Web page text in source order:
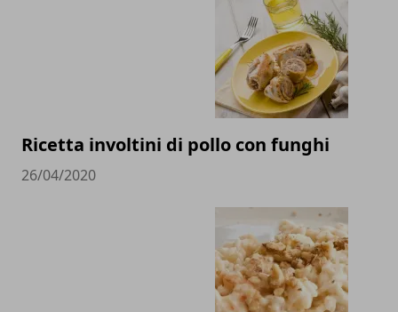
Ricetta involtini di pollo con funghi
26/04/2020